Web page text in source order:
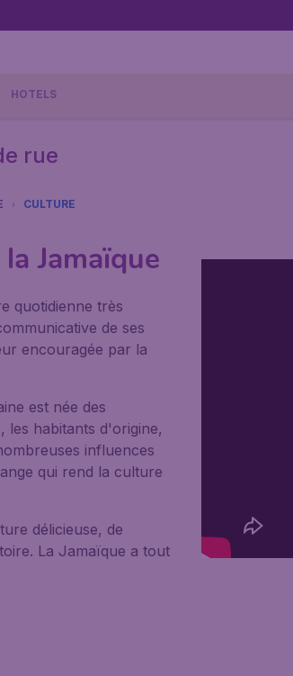
HOTELS
rue
CULTURE
Jamaïque
quotidienne très
de ses
encouragée par la
est née des
les habitants d'origine,
influences
qui rend la culture
délicieuse, de
La Jamaïque a tout